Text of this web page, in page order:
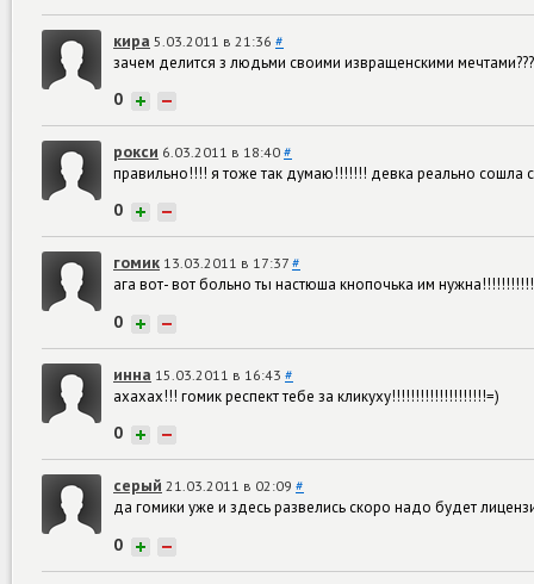
кира 5.03.2011 в 21:36 #
зачем делится з людьми своими извращенскими
0 + −
рокси 6.03.2011 в 18:40 #
правильно!!!! я тоже так думаю!!!!!!! девка реально
0 + −
гомик 13.03.2011 в 17:37 #
ага вот- вот больно ты настюша кнопочька им
0 + −
инна 15.03.2011 в 16:43 #
ахахах!!! гомик респект тебе за кликуху!!!!!!!!!!!!!!!!!!!!=)
0 + −
серый 21.03.2011 в 02:09 #
да гомики уже и здесь развелись скоро надо будет
0 + −